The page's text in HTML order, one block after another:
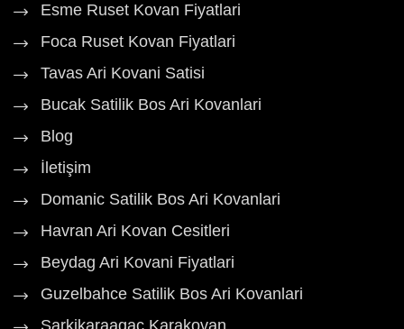
Esme Ruset Kovan Fiyatlari
Foca Ruset Kovan Fiyatlari
Tavas Ari Kovani Satisi
Bucak Satilik Bos Ari Kovanlari
Blog
İletişim
Domanic Satilik Bos Ari Kovanlari
Havran Ari Kovan Cesitleri
Beydag Ari Kovani Fiyatlari
Guzelbahce Satilik Bos Ari Kovanlari